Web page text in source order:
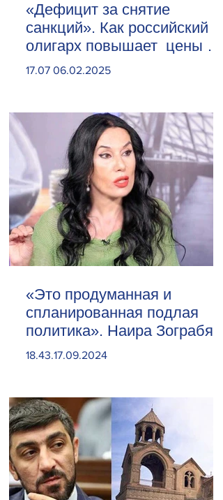
«Дефицит за снятие
санкций». Как российский
олигарх повышает цены на
сливочное масло
17.07 06.02.2025
«Это продуманная и
спланированная подлая
политика». Наира Зограбян
18.43.17.09.2024